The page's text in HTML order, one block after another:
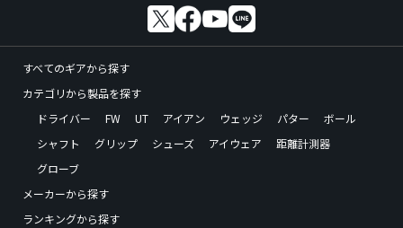
すべてのギアから探す
カテゴリから製品を探す
ドライバー
FW UT アイアン ウェッジ パター
ボール
シャフト
グリップ シューズ アイウェア
距離計測器
グローブ
メーカーから探す
ランキングから探す